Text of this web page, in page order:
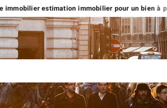
estimation immobilier pour un bien à plus